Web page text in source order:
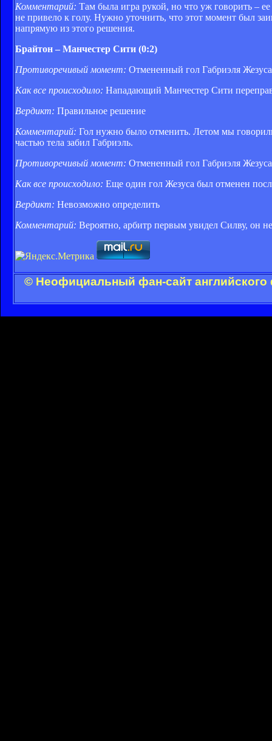
Комментарий: Там была игра рукой, но что уж говорить –
не привело к голу. Нужно уточнить, что этот момент был
напрямую из этого решения.
Брайтон – Манчестер Сити (0:2)
Противоречивый момент: Отмененный гол Габриэля
Как все происходило: Нападающий Манчестер Сити
Вердикт: Правильное решение
Комментарий: Гол нужно было отменить. Летом мы
частью тела забил Габриэль.
Противоречивый момент: Отмененный гол Габриэля Жезуса
Как все происходило: Еще один гол Жезуса был отменен
Вердикт: Невозможно определить
Комментарий: Вероятно, арбитр первым увидел Силву, он
© Неофициальный фан-сайт английского